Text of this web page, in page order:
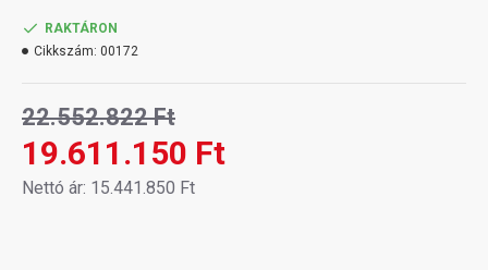
19.611.150 Ft
22.552.822 Ft
Nettó ár: 15.441.850 Ft
RAKTÁRON
Cikkszám: 00172